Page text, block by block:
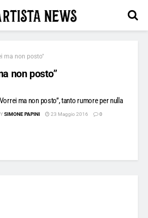
ma non posto"
non posto”
ma non posto”, tanto rumore per nulla
SIMONE PAPINI 23 Maggio 2016 0